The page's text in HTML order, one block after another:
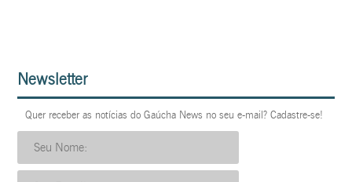
Newsletter
Quer receber as notícias do Gaúcha News no seu e-mail? Cadastre-se!